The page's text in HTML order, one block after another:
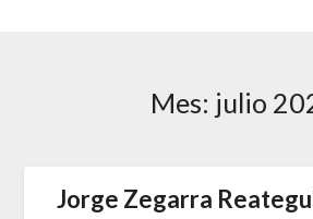
Mes: julio
Jorge Zegarra